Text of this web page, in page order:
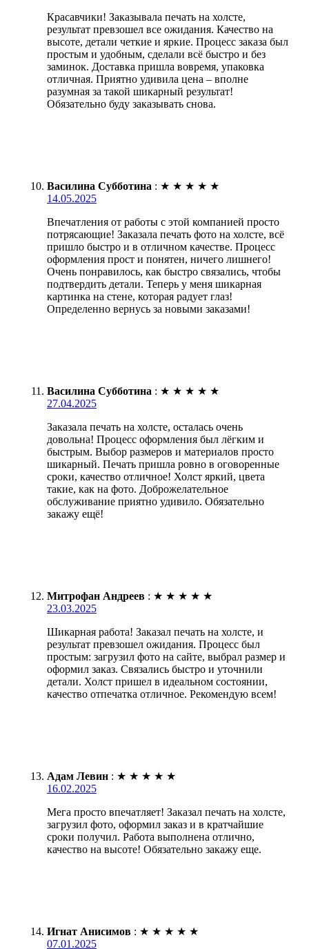
Красавчики! Заказывала печать на холсте,
результат превзошел все ожидания. Качество на
высоте, детали четкие и яркие. Процесс заказа был
простым и удобным, сделали всё быстро и без
заминок. Доставка пришла вовремя, упаковка
отличная. Приятно удивила цена – вполне
разумная за такой шикарный результат!
Обязательно буду заказывать снова.
Василина Субботина : ★ ★ ★ ★ ★
14.05.2025
Впечатления от работы с этой компанией просто
потрясающие! Заказала печать фото на холсте, всё
пришло быстро и в отличном качестве. Процесс
оформления прост и понятен, ничего лишнего!
Очень понравилось, как быстро связались, чтобы
подтвердить детали. Теперь у меня шикарная
картинка на стене, которая радует глаз!
Определенно вернусь за новыми заказами!
Василина Субботина : ★ ★ ★ ★ ★
27.04.2025
Заказала печать на холсте, осталась очень
довольна! Процесс оформления был лёгким и
быстрым. Выбор размеров и материалов просто
шикарный. Печать пришла ровно в оговоренные
сроки, качество отличное! Холст яркий, цвета
такие, как на фото. Доброжелательное
обслуживание приятно удивило. Обязательно
закажу ещё!
Митрофан Андреев : ★ ★ ★ ★ ★
23.03.2025
Шикарная работа! Заказал печать на холсте, и
результат превзошел ожидания. Процесс был
простым: загрузил фото на сайте, выбрал размер и
оформил заказ. Связались быстро и уточнили
детали. Холст пришел в идеальном состоянии,
качество отпечатка отличное. Рекомендую всем!
Адам Левин : ★ ★ ★ ★ ★
16.02.2025
Мега просто впечатляет! Заказал печать на холсте,
загрузил фото, оформил заказ и в кратчайшие
сроки получил. Работа выполнена отлично,
качество на высоте! Обязательно закажу еще.
Игнат Анисимов : ★ ★ ★ ★ ★
07.01.2025